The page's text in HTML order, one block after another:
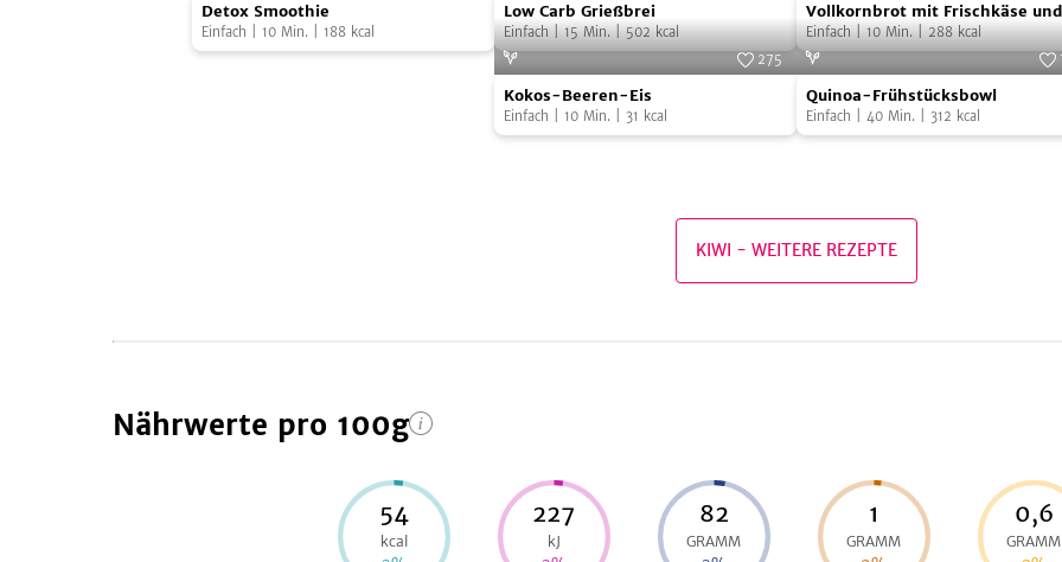
Smoothie
Detox Smoothie
Einfach 10 Min. 188 kcal
Carb
Grießbrei
Low Carb Grießbrei
Einfach 15 Min. 502 kcal
mit
Frischkäse
und
Kiwi
Vollkornbrot mit Frischkäse und
Kiwi
Einfach 10 Min. 288 kcal
Kokos-
Beeren-
Eis
275
Kokos-Beeren-Eis
Einfach 10 Min. 31 kcal
Quinoa-
Frühstücksbowl
Foto:
Quinoa-Frühstücksbowl
Einfach 40 Min. 312 kcal
KIWI - WEITERE REZEPTE
Nährwerte pro 100g
54
kcal
227
kJ
82
GRAMM
1
GRAMM
0,6
GRAMM